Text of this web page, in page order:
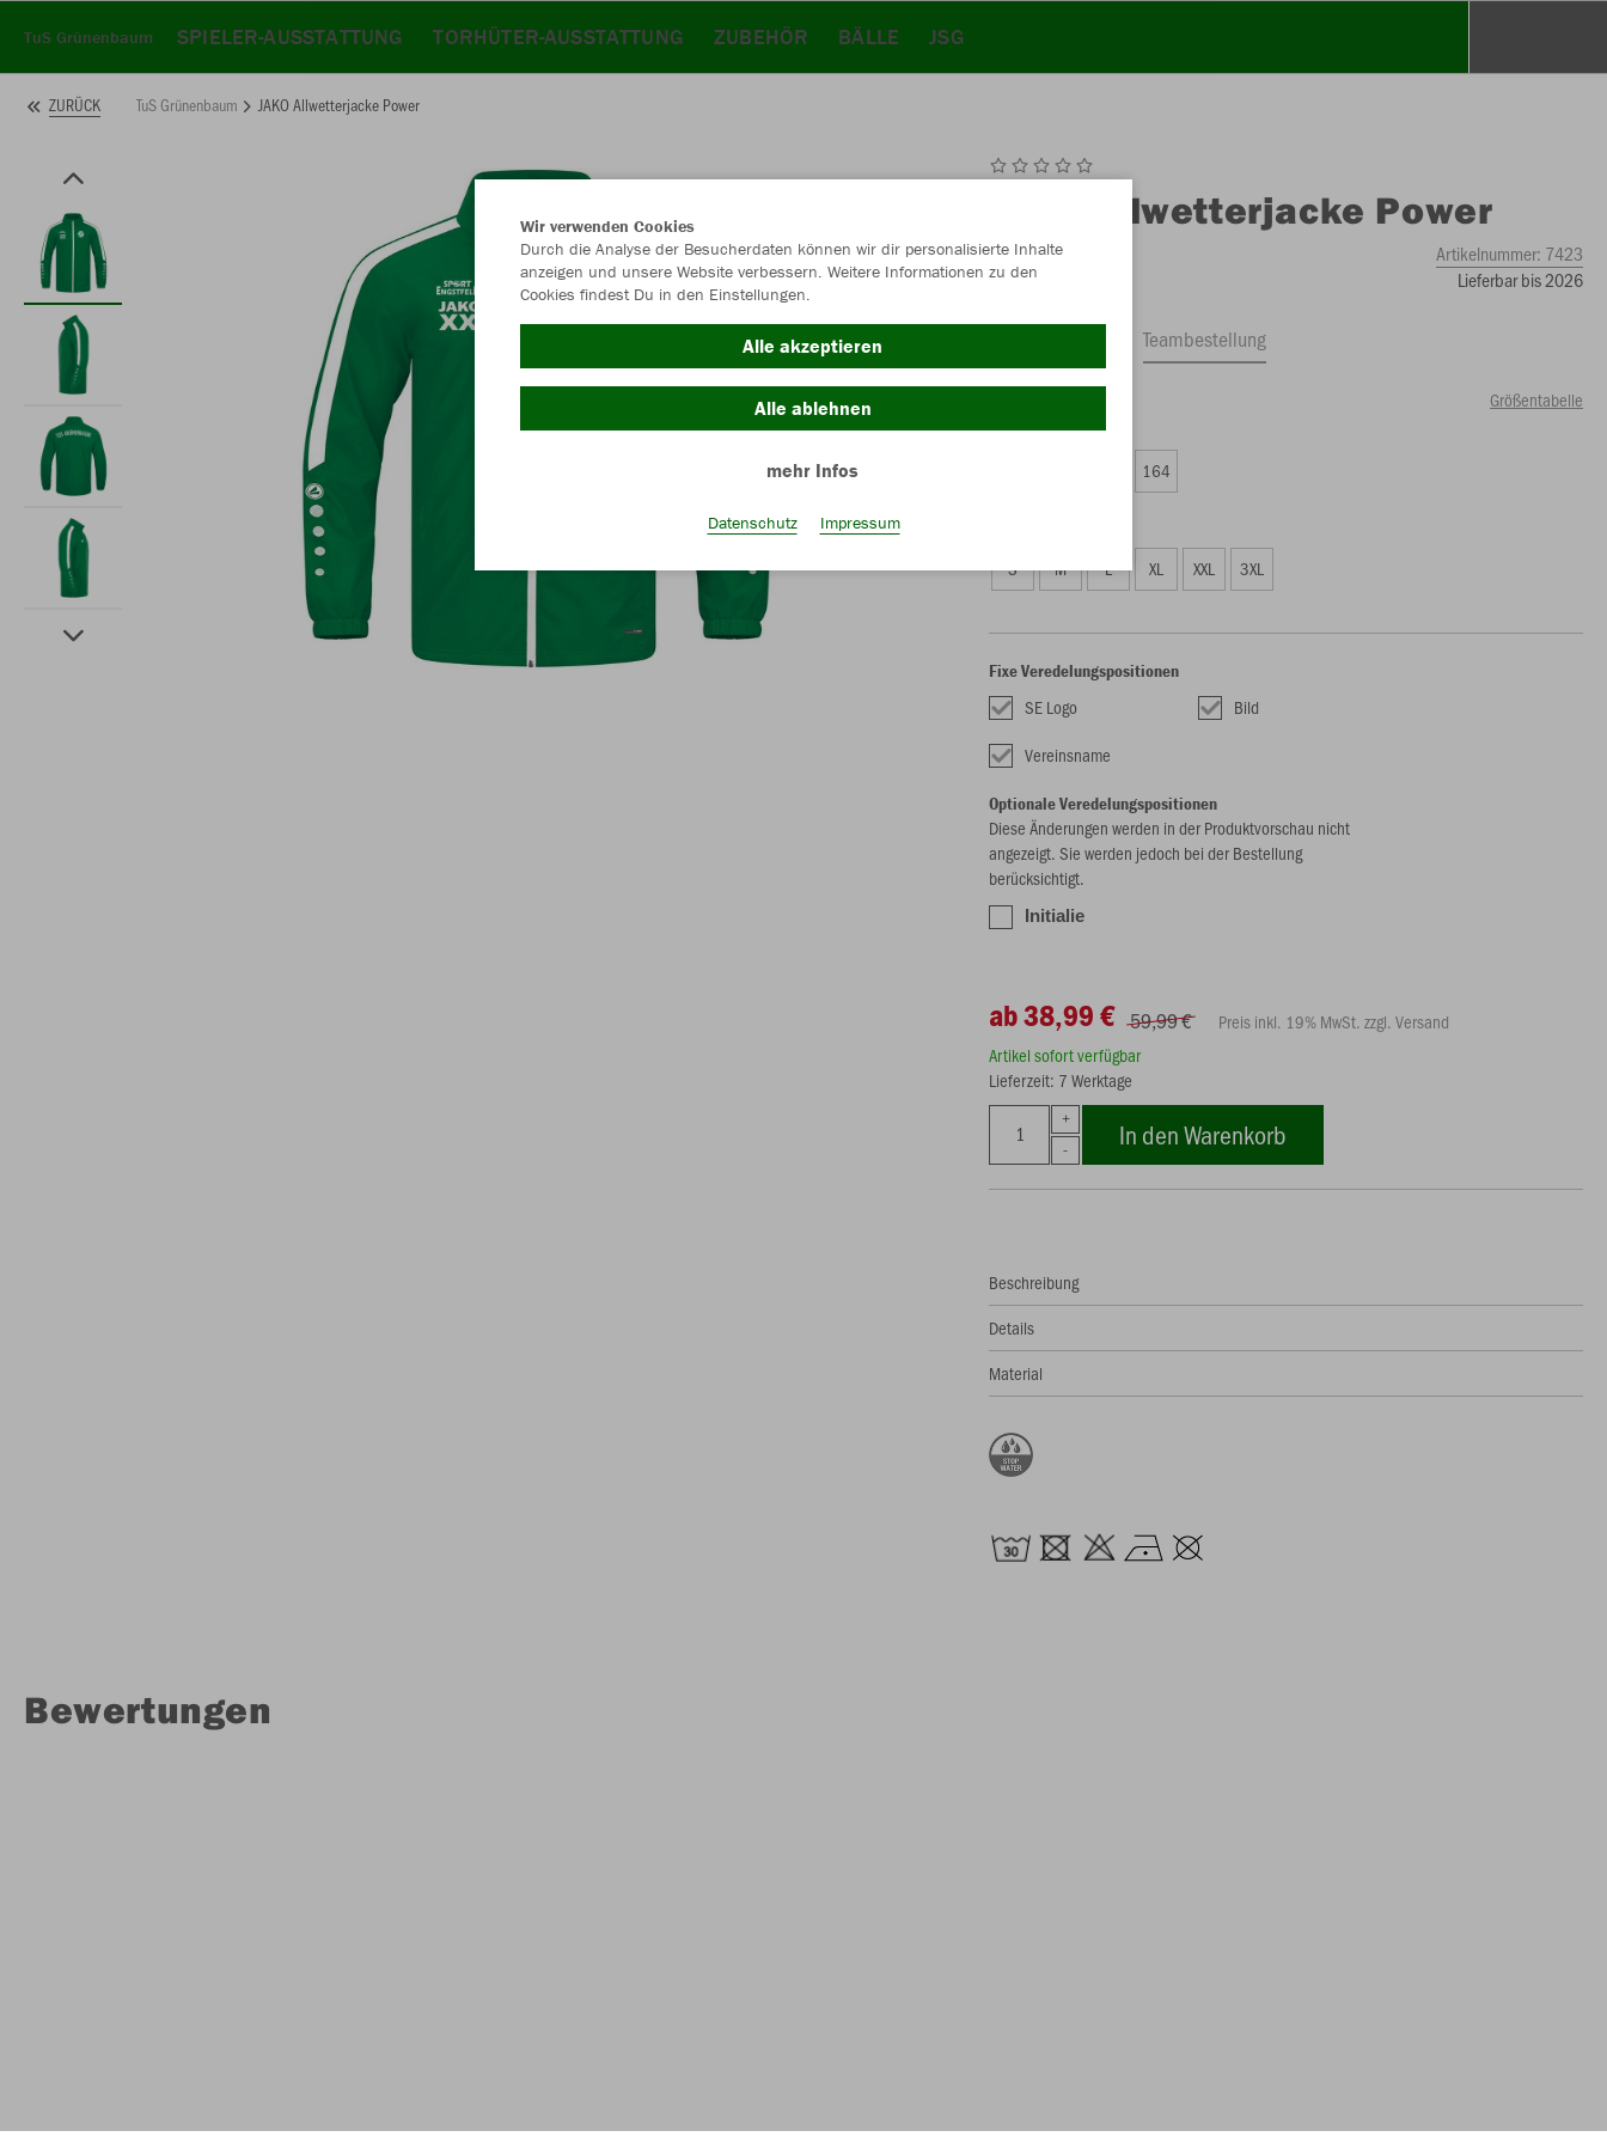
TuS Grünenbaum SPIELER-AUSSTATTUNG TORHÜTER-AUSSTATTUNG ZUBEHÖR BÄLLE JSG
ZURÜCK TuS Grünenbaum JAKO Allwetterjacke Power
Allwetterjacke Power
Artikelnummer: 7423
Lieferbar bis 2026
Teambestellung
Größentabelle
Kinder (38,99 €)
164
S M L XL XXL 3XL
Fixe Veredelungspositionen
SE Logo
Bild
Vereinsname
Optionale Veredelungspositionen
Diese Änderungen werden in der Produktvorschau nicht
angezeigt. Sie werden jedoch bei der Bestellung
berücksichtigt.
Initialie
ab 38,99 € 59,99 €
Preis inkl. 19% MwSt. zzgl. Versand
Artikel sofort verfügbar
Lieferzeit: 7 Werktage
In den Warenkorb
Beschreibung
Details
Material
Bewertungen
Wir verwenden Cookies
Durch die Analyse der Besucherdaten können wir dir personalisierte Inhalte
anzeigen und unsere Website verbessern. Weitere Informationen zu den
Cookies findest Du in den Einstellungen.
Alle akzeptieren
Alle ablehnen
mehr Infos
Datenschutz Impressum